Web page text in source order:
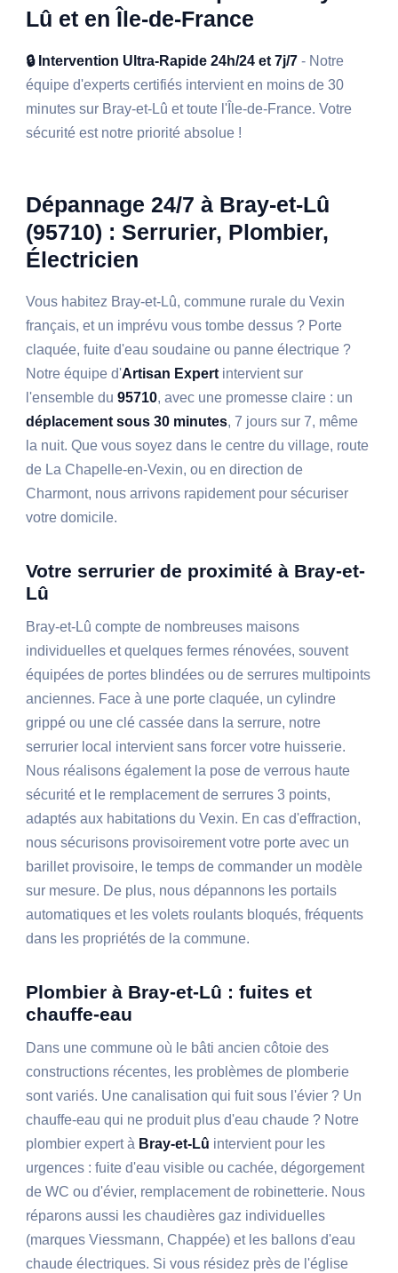
Lû et en Île-de-France
🔒 Intervention Ultra-Rapide 24h/24 et 7j/7 - Notre
équipe d'experts certifiés intervient en moins de 30
minutes sur Bray-et-Lû et toute l'Île-de-France. Votre
sécurité est notre priorité absolue !
Dépannage 24/7 à Bray-et-Lû
(95710) : Serrurier, Plombier,
Électricien
Vous habitez Bray-et-Lû, commune rurale du Vexin
français, et un imprévu vous tombe dessus ? Porte
claquée, fuite d'eau soudaine ou panne électrique ?
Notre équipe d'Artisan Expertintervient sur
l'ensemble du95710, avec une promesse claire : un
déplacement sous 30 minutes, 7 jours sur 7, même
la nuit. Que vous soyez dans le centre du village, route
de La Chapelle-en-Vexin, ou en direction de
Charmont, nous arrivons rapidement pour sécuriser
votre domicile.
Votre serrurier de proximité à Bray-et-
Lû
Bray-et-Lû compte de nombreuses maisons
individuelles et quelques fermes rénovées, souvent
équipées de portes blindées ou de serrures multipoints
anciennes. Face à une porte claquée, un cylindre
grippé ou une clé cassée dans la serrure, notre
serrurier local intervient sans forcer votre huisserie.
Nous réalisons également la pose de verrous haute
sécurité et le remplacement de serrures 3 points,
adaptés aux habitations du Vexin. En cas d'effraction,
nous sécurisons provisoirement votre porte avec un
barillet provisoire, le temps de commander un modèle
sur mesure. De plus, nous dépannons les portails
automatiques et les volets roulants bloqués, fréquents
dans les propriétés de la commune.
Plombier à Bray-et-Lû : fuites et
chauffe-eau
Dans une commune où le bâti ancien côtoie des
constructions récentes, les problèmes de plomberie
sont variés. Une canalisation qui fuit sous l'évier ? Un
chauffe-eau qui ne produit plus d'eau chaude ? Notre
plombier expert à Bray-et-Lû intervient pour les
urgences : fuite d'eau visible ou cachée, dégorgement
de WC ou d'évier, remplacement de robinetterie. Nous
réparons aussi les chaudières gaz individuelles
(marques Viessmann, Chappée) et les ballons d'eau
chaude électriques. Si vous résidez près de l'église